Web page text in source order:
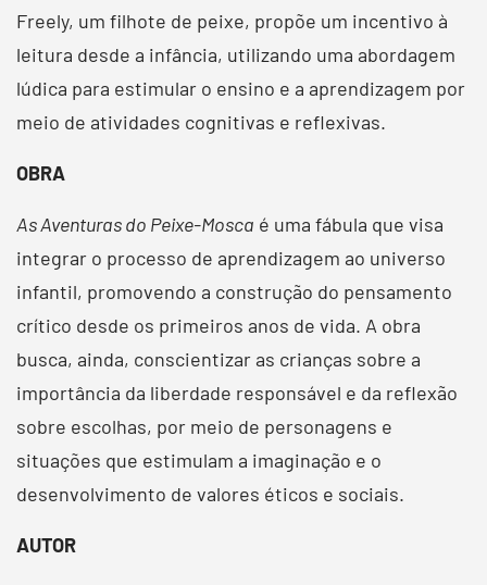
Freely, um filhote de peixe, propõe um incentivo à
leitura desde a infância, utilizando uma abordagem
lúdica para estimular o ensino e a aprendizagem por
meio de atividades cognitivas e reflexivas.
OBRA
As Aventuras do Peixe-Mosca é uma fábula que visa
integrar o processo de aprendizagem ao universo
infantil, promovendo a construção do pensamento
crítico desde os primeiros anos de vida. A obra
busca, ainda, conscientizar as crianças sobre a
importância da liberdade responsável e da reflexão
sobre escolhas, por meio de personagens e
situações que estimulam a imaginação e o
desenvolvimento de valores éticos e sociais.
AUTOR